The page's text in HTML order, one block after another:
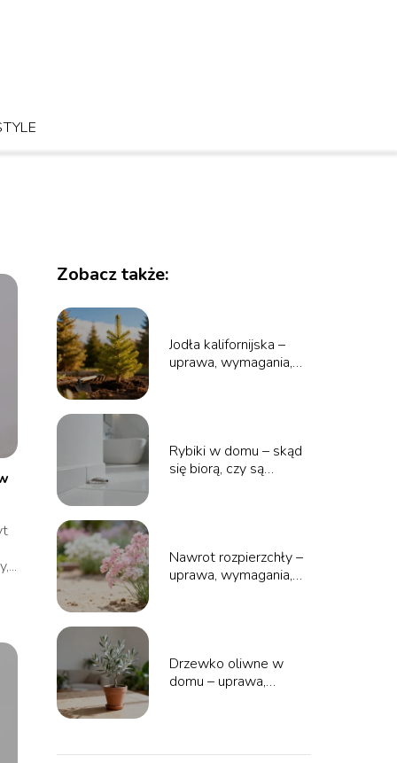
Zobacz także:
Jodła kalifornijska –
uprawa, wymagania,
Rybiki w domu – skąd
się biorą, czy są
Nawrot rozpierzchły –
uprawa, wymagania,
Drzewko oliwne w
domu – uprawa,